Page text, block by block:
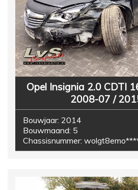
Opel Insignia 2.0 CDTI
2008-07 /
Bouwjaar: 2014
Bouwmaand: 5
Chassisnummer: